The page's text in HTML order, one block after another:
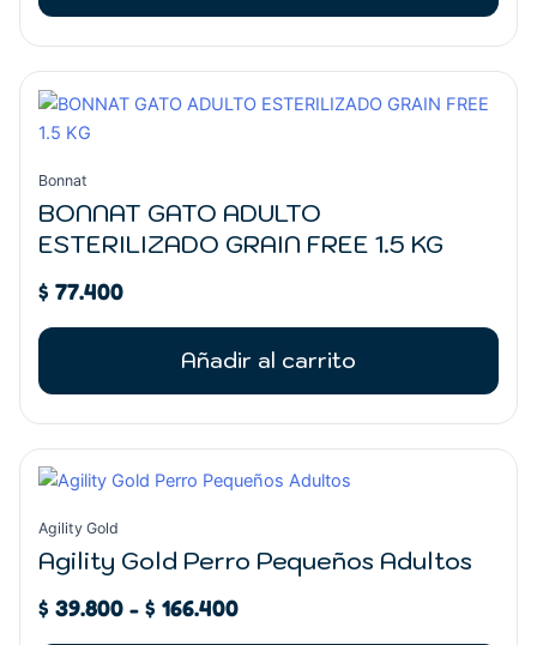
página
producto
Bonnat
BONNAT GATO ADULTO
ESTERILIZADO GRAIN FREE 1.5 KG
$ 77.400
Añadir al carrito
Agility Gold
Agility Gold Perro Pequeños Adultos
$ 39.800 - $ 166.400
de
$ 39.800
hasta
Este
producto
tiene
múltiples
variantes.
Las